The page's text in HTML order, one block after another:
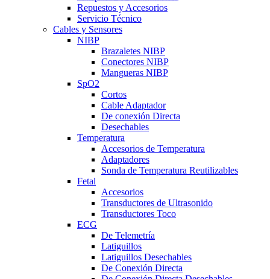
Repuestos y Accesorios
Servicio Técnico
Cables y Sensores
NIBP
Brazaletes NIBP
Conectores NIBP
Mangueras NIBP
SpO2
Cortos
Cable Adaptador
De conexión Directa
Desechables
Temperatura
Accesorios de Temperatura
Adaptadores
Sonda de Temperatura Reutilizables
Fetal
Accesorios
Transductores de Ultrasonido
Transductores Toco
ECG
De Telemetría
Latiguillos
Latiguillos Desechables
De Conexión Directa